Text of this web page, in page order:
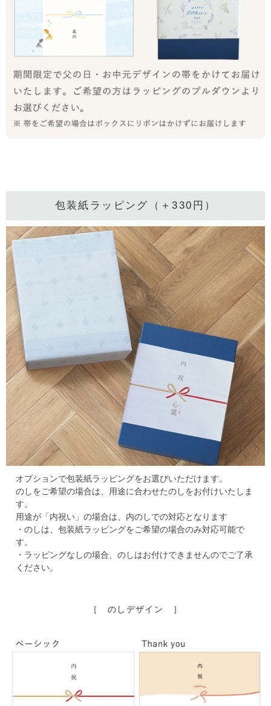
包装紙ラッピング（＋330円）
オプションで包装紙ラッピングをお選びいただけます。
のしをご希望の場合は、用途に合わせたのしをお付けいたしま
す。
用途が「内祝い」の場合は、内のしでの対応となります
・のしは、包装紙ラッピングをご希望の場合のみ対応可能で
す。
・ラッピングなしの場合、のしはお付けできませんのでご了承
ください。
［ のしデザイン ］